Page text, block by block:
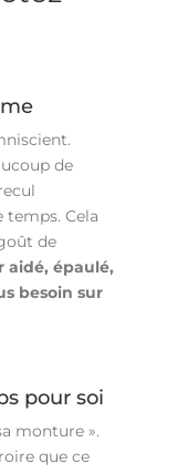
de
Cela
de
aidé, épaulé,
besoin sur
pour soi
monture ».
que ce